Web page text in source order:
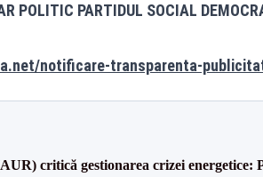
POLITIC PARTIDUL SOCIAL
notificare-transparenta-
critică gestionarea crizei energetice: